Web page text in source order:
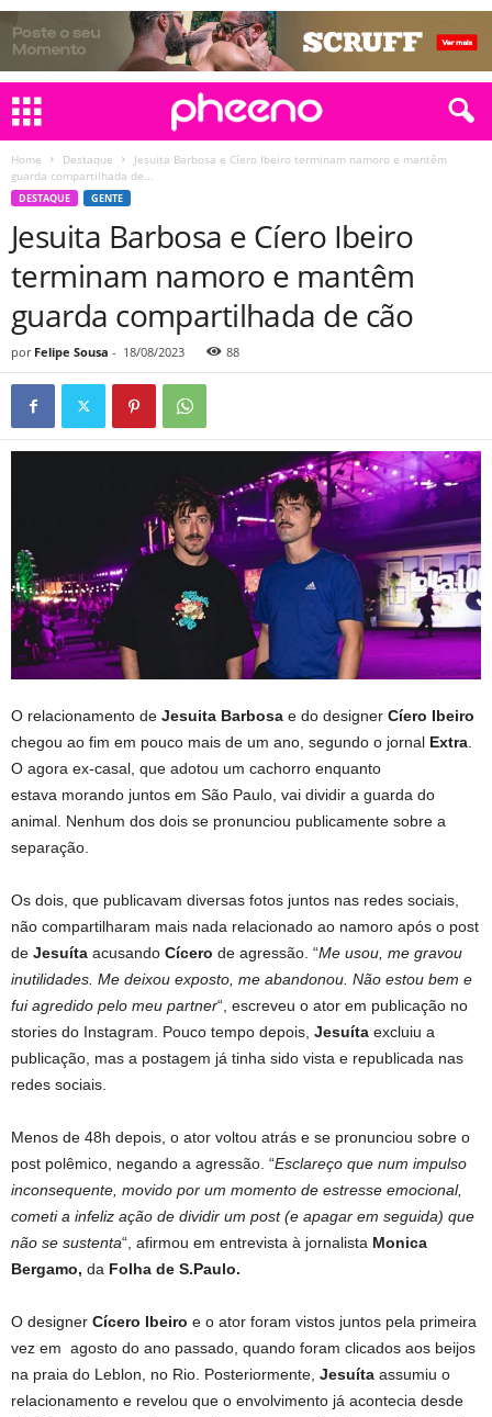
Home Destaque
Jesuita Barbosa e Cíero Ibeiro terminam namoro e mantêm
guarda compartilhada de...
DESTAQUE GENTE
Jesuita Barbosa e Cíero Ibeiro
terminam namoro e mantêm
guarda compartilhada de cão
por Felipe Sousa - 18/08/2023 88
O relacionamento de Jesuita Barbosa e do designer Cíero Ibeiro
chegou ao fim em pouco mais de um ano, segundo o jornal Extra.
O agora ex-casal, que adotou um cachorro enquanto
estava morando juntos em São Paulo, vai dividir a guarda do
animal. Nenhum dos dois se pronunciou publicamente sobre a
separação.
Os dois, que publicavam diversas fotos juntos nas redes sociais,
não compartilharam mais nada relacionado ao namoro após o post
de Jesuíta acusando Cícero de agressão. “Me usou, me gravou
inutilidades. Me deixou exposto, me abandonou. Não estou bem e
fui agredido pelo meu partner“, escreveu o ator em publicação no
stories do Instagram. Pouco tempo depois, Jesuíta excluiu a
publicação, mas a postagem já tinha sido vista e republicada nas
redes sociais.
Menos de 48h depois, o ator voltou atrás e se pronunciou sobre o
post polêmico, negando a agressão. “Esclareço que num impulso
inconsequente, movido por um momento de estresse emocional,
cometi a infeliz ação de dividir um post (e apagar em seguida) que
não se sustenta“, afirmou em entrevista à jornalista Monica
Bergamo, da Folha de S.Paulo.
O designer Cícero Ibeiro e o ator foram vistos juntos pela primeira
vez em agosto do ano passado, quando foram clicados aos beijos
na praia do Leblon, no Rio. Posteriormente, Jesuíta assumiu o
relacionamento e revelou que o envolvimento já acontecia desde